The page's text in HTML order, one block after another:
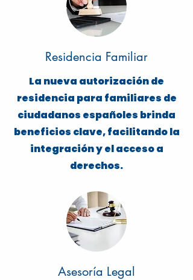
Residencia Familiar
La nueva autorización de
residencia para familiares de
ciudadanos españoles brinda
beneficios clave, facilitando la
integración y el acceso a
derechos.
Asesoría Legal